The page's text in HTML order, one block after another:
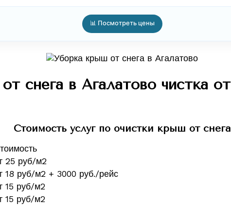
📊 Посмотреть цены
снега в Агалатово чистка
Стоимость услуг по очистки крыш от снега
25 руб/м2
18 руб/м2 + 3000 руб./рейс
15 руб/м2
15 руб/м2